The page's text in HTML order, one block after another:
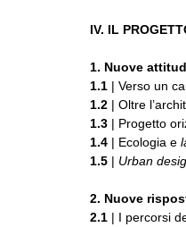
IV. IL
1. Nuove
1.1 | Verso un
1.2 | Oltre
1.3 | Progetto
1.4 | Ecologia e
1.5 | Urban
2. Nuove
2.1 | I percorsi